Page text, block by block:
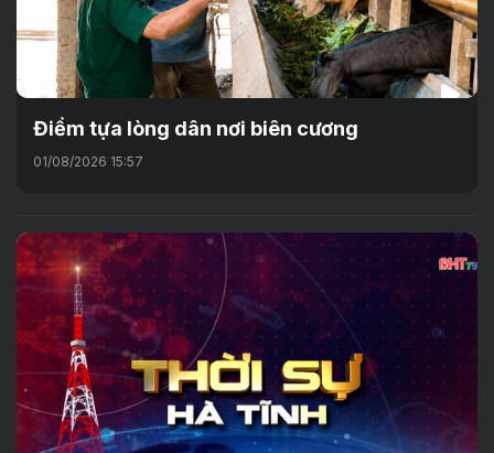
Điểm tựa lòng dân nơi biên cương
01/08/2026 15:57